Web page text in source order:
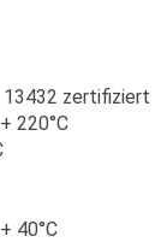
13432 zertifiziert
220°C
40°C